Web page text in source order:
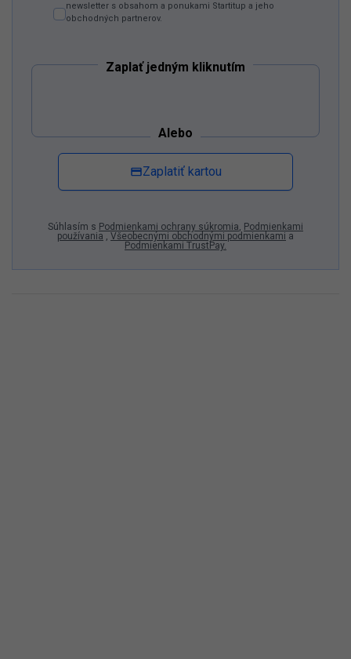
newsletter s obsahom a ponukami Startitup a jeho
obchodných partnerov.
Zaplať jedným kliknutím
Alebo
Zaplatiť kartou
Súhlasím s Podmienkami ochrany súkromia, Podmienkami
používania , Všeobecnými obchodnými podmienkami a
Podmienkami TrustPay.